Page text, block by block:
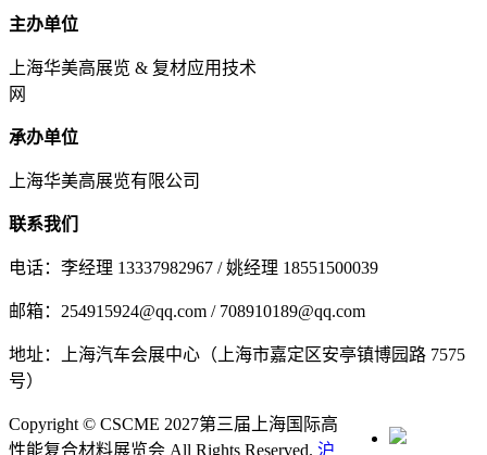
主办单位
上海华美高展览 & 复材应用技术
网
承办单位
上海华美高展览有限公司
联系我们
电话：李经理 13337982967 / 姚经理 18551500039
邮箱：254915924@qq.com / 708910189@qq.com
地址：上海汽车会展中心（上海市嘉定区安亭镇博园路 7575
号）
Copyright © CSCME 2027第三届上海国际高
性能复合材料展览会 All Rights Reserved. 沪